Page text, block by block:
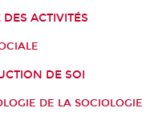
ACTIVITÉS
DE SOI
DE LA SOCIOLOGIE